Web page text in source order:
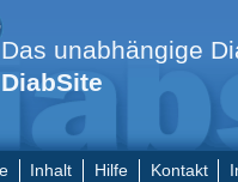
Das unabhängige
DiabSite
Inhalt Hilfe Kontakt